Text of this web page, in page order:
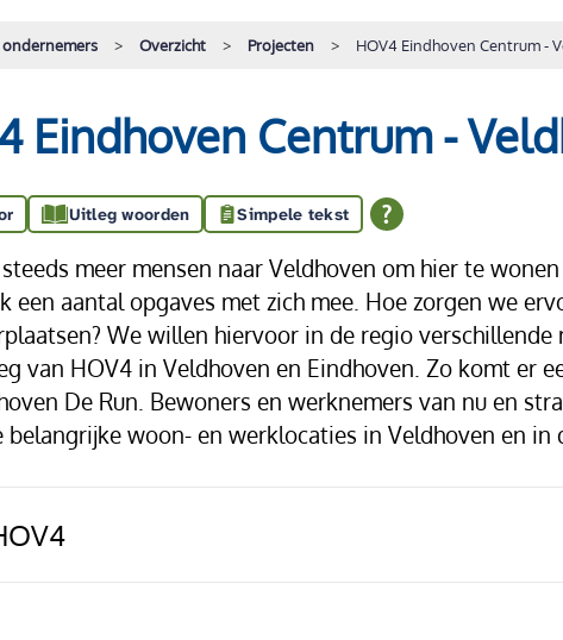
Overzicht Projecten HOV4 Eindhoven Centrum -
Eindhoven Centrum -
Uitleg woorden Simpele tekst
meer mensen naar Veldhoven om hier te
een aantal opgaves met zich mee. Hoe zorgen we
We willen hiervoor in de regio
van HOV4 in Veldhoven en Eindhoven. Zo komt er
De Run. Bewoners en werknemers van nu en
belangrijke woon- en werklocaties in Veldhoven en in